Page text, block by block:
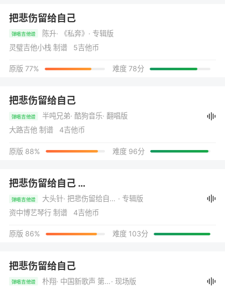
把悲伤留给自己
弹唱吉他谱 陈升· 《私奔》 · 专辑版
灵璧吉他小栈 制谱 5吉他币
原版 77% 难度 78分
把悲伤留给自己
弹唱吉他谱 半吨兄弟· 酷狗音乐· 翻唱版
大路吉他 制谱 4吉他币
原版 88% 难度 96分
把悲伤留给自己
（把悲伤留给自己 (你的美丽让你带走)）
弹唱吉他谱 大头针 · 把悲伤留给自己 (你的美丽让你带走) · 专辑版
资中博艺琴行 制谱 4吉他币
原版 86% 难度 103分
把悲伤留给自己
弹唱吉他谱 朴翔 · 中国新歌声 第7期· 现场版